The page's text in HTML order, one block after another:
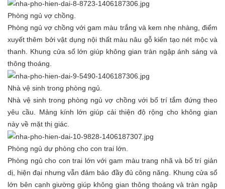
Phòng ngủ vợ chồng.
Phòng ngủ vợ chồng với gam màu trắng và kem nhẹ nhàng, điểm
xuyết thêm bởi vật dụng nội thất màu nâu gỗ kiến tạo nét mộc và
thanh. Khung cửa sổ lớn giúp không gian tràn ngập ánh sáng và
thông thoáng.
Nhà vệ sinh trong phòng ngủ.
Nhà vệ sinh trong phòng ngủ vợ chồng với bố trí tắm đứng theo
yêu cầu. Mảng kính lớn giúp cải thiện độ rộng cho không gian
này về mặt thị giác.
Phòng ngủ dự phòng cho con trai lớn.
Phòng ngủ cho con trai lớn với gam màu trang nhã và bố trí giản
dị, hiện đại nhưng vẫn đảm bảo đầy đủ công năng. Khung cửa sổ
lớn bên cạnh giường giúp không gian thông thoáng và tràn ngập